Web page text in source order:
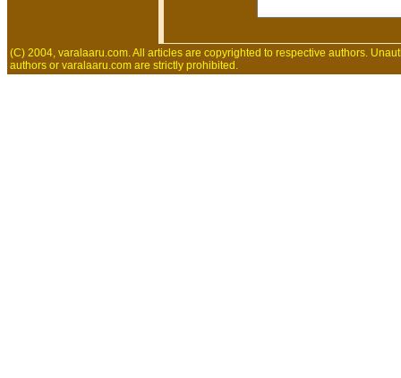
(C) 2004, varalaaru.com. All articles are copyrighted to respective authors.
authors or varalaaru.com are strictly prohibited.